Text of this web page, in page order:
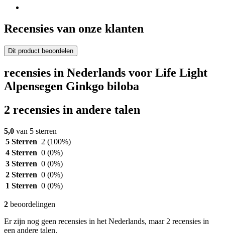
Recensies van onze klanten
Dit product beoordelen
recensies in Nederlands voor Life Light
Alpensegen Ginkgo biloba
2 recensies in andere talen
5,0 van 5 sterren
5 Sterren 2 (100%)
4 Sterren 0 (0%)
3 Sterren 0 (0%)
2 Sterren 0 (0%)
1 Sterren 0 (0%)
2 beoordelingen
Er zijn nog geen recensies in het Nederlands, maar 2 recensies in
een andere talen.